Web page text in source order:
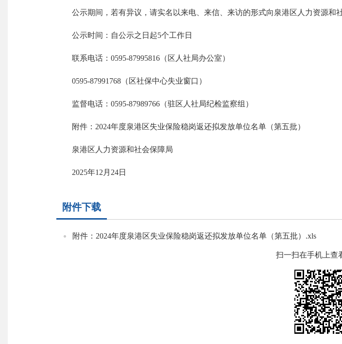
公示期间，若有异议，请实名以来电、来信、来访的形式向泉港区人力资源和社
公示时间：自公示之日起5个工作日
联系电话：0595-87995816（区人社局办公室）
0595-87991768（区社保中心失业窗口）
监督电话：0595-87989766（驻区人社局纪检监察组）
附件：2024年度泉港区失业保险稳岗返还拟发放单位名单（第五批）
泉港区人力资源和社会保障局
2025年12月24日
附件下载
附件：2024年度泉港区失业保险稳岗返还拟发放单位名单（第五批）.xls
扫一扫在手机上查